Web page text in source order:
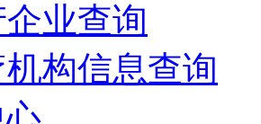
业查询
机构信息查询